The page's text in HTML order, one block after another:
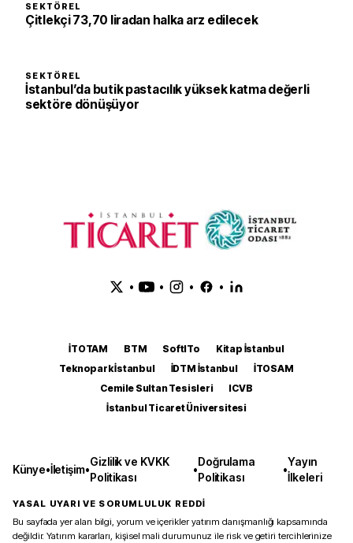
SEKTÖREL
Çitlekçi 73,70 liradan halka arz edilecek
SEKTÖREL
İstanbul’da butik pastacılık yüksek katma değerli
sektöre dönüşüyor
• • • •
İTOTAM BTM SoftITo
Kitap İstanbul
Teknopark İstanbul
İDTM İstanbul
İTOSAM
Cemile Sultan Tesisleri
ICVB
İstanbul Ticaret Üniversitesi
Künye•İletişim•
Gizlilik ve KVKK
Politikası
•
Doğrulama
Politikası
•
Yayın
İlkeleri
YASAL UYARI VE SORUMLULUK REDDİ
Bu sayfada yer alan bilgi, yorum ve içerikler yatırım danışmanlığı kapsamında
değildir. Yatırım kararları, kişisel mali durumunuz ile risk ve getiri tercihlerinize